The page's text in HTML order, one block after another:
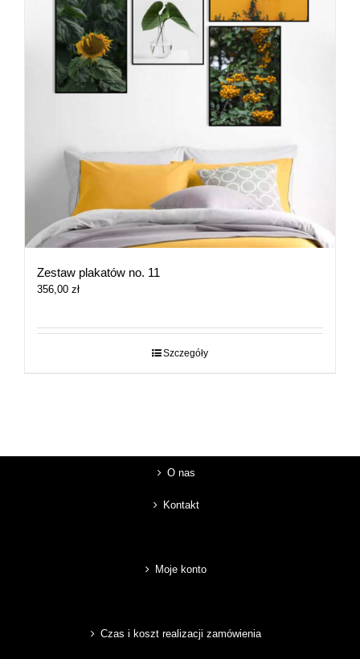
Zestaw plakatów no. 11
356,00 zł
Szczegóły
O nas
Kontakt
Moje konto
Czas i koszt realizacji zamówienia